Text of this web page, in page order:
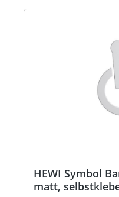
HEWI Symbol
matt,